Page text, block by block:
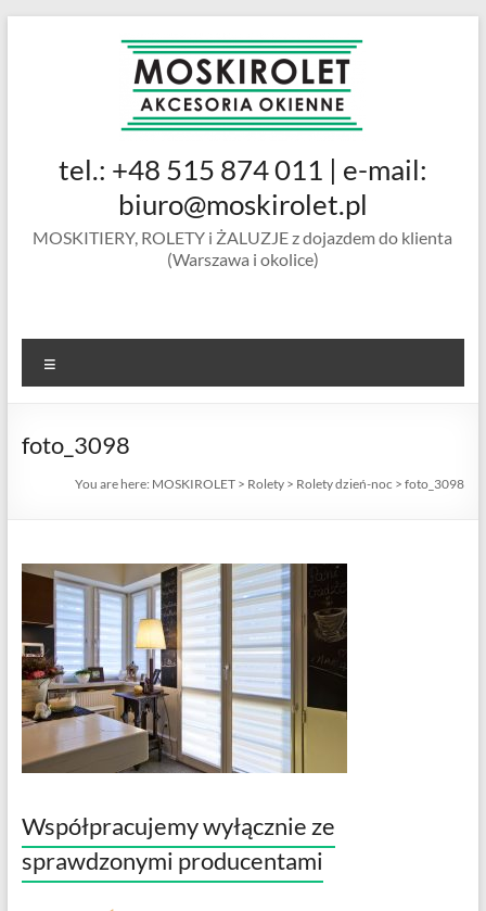
MOSKIROLET
siatki na
okienne |
ramkowe i
drzwiowe
tel.: +48 515 874 011 | e-mail:
biuro@moskirolet.pl
MOSKITIERY, ROLETY i ŻALUZJE z dojazdem do klienta
(Warszawa i okolice)
foto_3098
You are here: MOSKIROLET > Rolety > Rolety dzień-noc >foto_3098
Współpracujemy wyłącznie ze
sprawdzonymi producentami